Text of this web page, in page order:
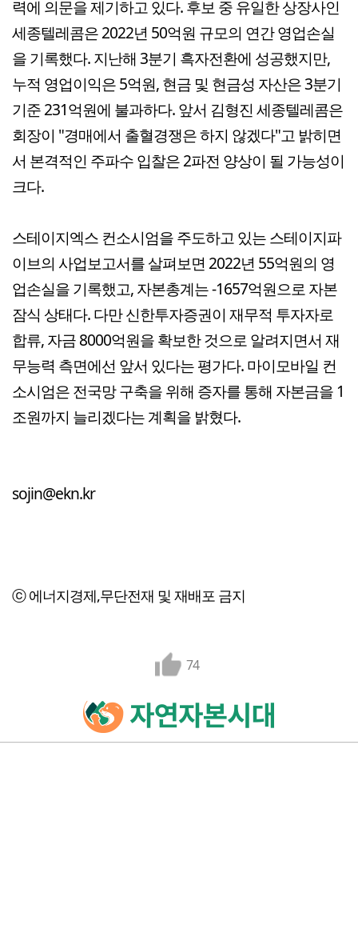
력에 의문을 제기하고 있다. 후보 중 유일한 상장사인
세종텔레콤은 2022년 50억원 규모의 연간 영업손실
을 기록했다. 지난해 3분기 흑자전환에 성공했지만,
누적 영업이익은 5억원, 현금 및 현금성 자산은 3분기
기준 231억원에 불과하다. 앞서 김형진 세종텔레콤은
회장이 "경매에서 출혈경쟁은 하지 않겠다"고 밝히면
서 본격적인 주파수 입찰은 2파전 양상이 될 가능성이
크다.
스테이지엑스 컨소시엄을 주도하고 있는 스테이지파
이브의 사업보고서를 살펴보면 2022년 55억원의 영
업손실을 기록했고, 자본총계는 -1657억원으로 자본
잠식 상태다. 다만 신한투자증권이 재무적 투자자로
합류, 자금 8000억원을 확보한 것으로 알려지면서 재
무능력 측면에선 앞서 있다는 평가다. 마이모바일 컨
소시엄은 전국망 구축을 위해 증자를 통해 자본금을 1
조원까지 늘리겠다는 계획을 밝혔다.
sojin@ekn.kr
ⓒ 에너지경제,무단전재 및 재배포 금지
74